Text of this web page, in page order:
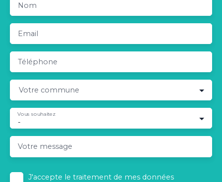
Nom
Email
Téléphone
Votre commune
-
Vous souhaitez
Votre message
J'accepte le traitement de mes données